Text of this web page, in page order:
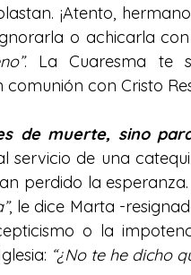
¡Atento,
o achicarla
. La Cuaresma te
comunión con Cristo
de muerte, sino
servicio de una
, le dice Marta -
o la
“¿No te he dicho